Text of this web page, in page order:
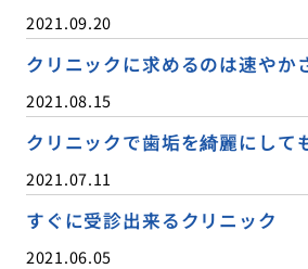
2021.09.20
クリニックに求めるのは速やか
2021.08.15
クリニックで歯垢を綺麗にして
2021.07.11
すぐに受診出来るクリニック
2021.06.05